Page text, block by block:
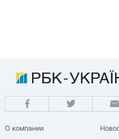
О компании